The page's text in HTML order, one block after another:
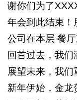
谢你们为了
年会到此结束！
公司在本层 餐
回首过去，我们
展望未来，我们
新年伊始，金龙